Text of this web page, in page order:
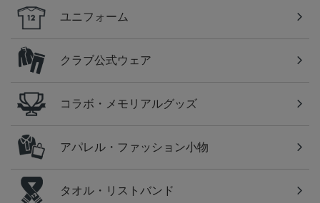
ユニフォーム
クラブ公式ウェア
コラボ・メモリアルグッズ
アパレル・ファッション小物
タオル・リストバンド